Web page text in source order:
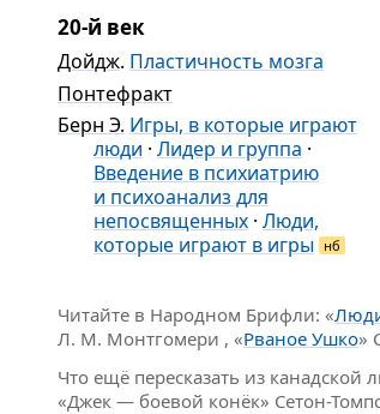
20-й век
Дойдж. Пластичность мозга
Понтефракт
Берн Э. Игры, в которые играют
люди · Лидер и группа ·
Введение в психиатрию
и психоанализ для
непосвященных · Люди,
которые играют в игры нб
Читайте в Народном Брифли: «
Л. М. Монтгомери , «Рваное Ушко»
Что ещё пересказать из канадской
«Джек — боевой конёк» Сетон-